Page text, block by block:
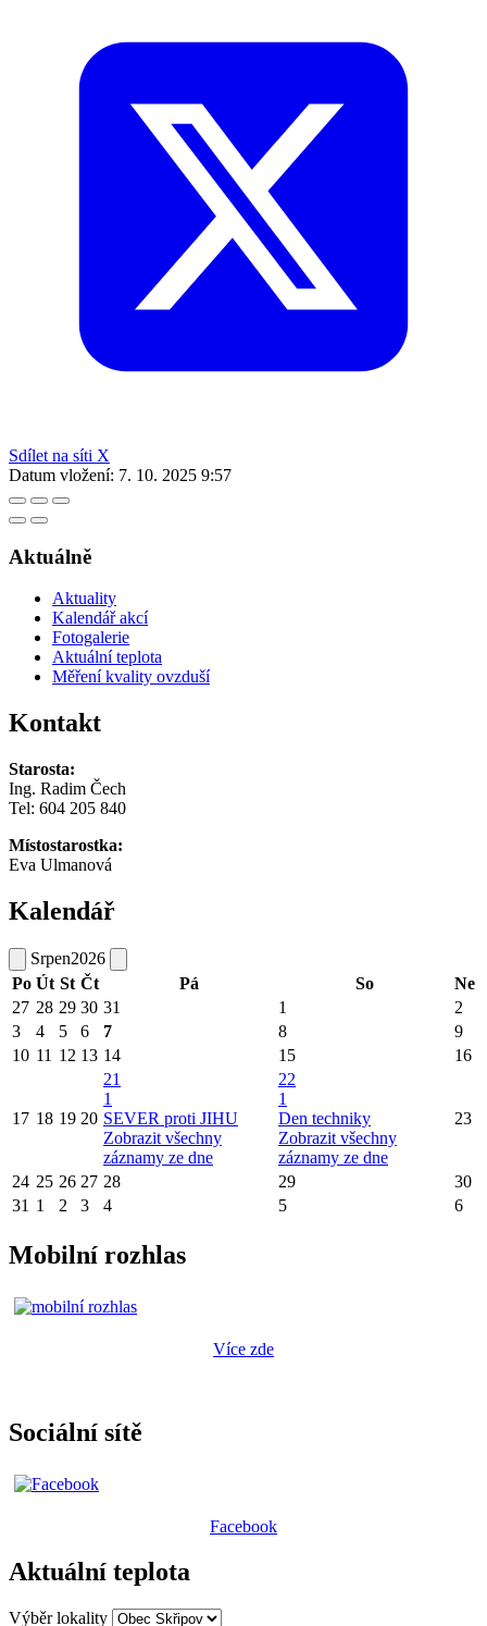
Sdílet na síti X
Datum vložení: 7. 10. 2025 9:57
Aktuálně
Aktuality
Kalendář akcí
Fotogalerie
Aktuální teplota
Měření kvality ovzduší
Kontakt
Starosta:
Ing. Radim Čech
Tel: 604 205 840
Místostarostka:
Eva Ulmanová
Kalendář
Srpen2026
Po Út St Čt Pá So
Ne
27 28 29 30 31 1
2
3
4 5 6 7 8
9
10 11 12 13 14 15 16
17 18 19 20
21
1
SEVER proti JIHU
Zobrazit všechny
záznamy ze dne
22
1
Den techniky
Zobrazit všechny
záznamy ze dne
23
24 25 26 27 28 29
30
31 1 2 3 4 5 6
Mobilní rozhlas
Více zde
Sociální sítě
Facebook
Aktuální teplota
Výběr lokality